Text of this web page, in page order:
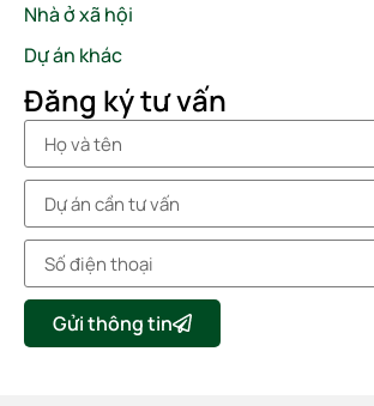
Nhà ở xã hội
Dự án khác
Đăng ký tư vấn
Gửi thông tin